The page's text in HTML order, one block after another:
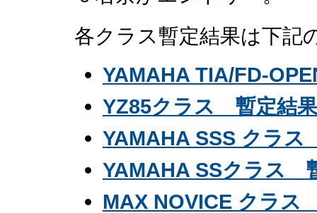
各クラス暫定結果は下記
YAMAHA TIA/FD-
YZ85クラス 暫定結果
YAMAHA SSS クラ
YAMAHA SSクラス
MAX NOVICE クラ